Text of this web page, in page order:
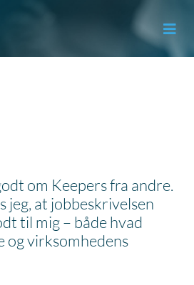
om Keepers fra andre.
jeg, at jobbeskrivelsen
til mig – både hvad
og virksomhedens